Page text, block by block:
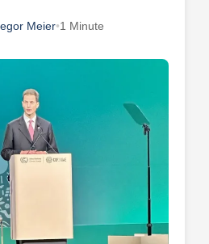
Meier•1 Minute